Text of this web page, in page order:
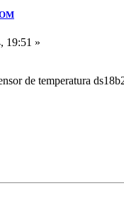
19:51 »
de temperatura